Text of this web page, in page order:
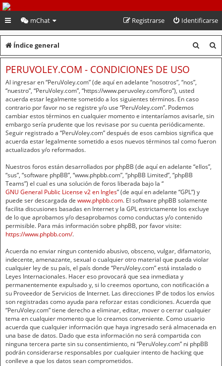
PeruVoley.com
mChat Identificarse
Registrarse
Índice general
u
u
r
PERUVOLEY.COM - CONDICIONES DE USO
Al ingresar en “PeruVoley.com” (de aquí en adelante “nosotros”, “nos”,
“nuestro”, “PeruVoley.com”, “https://www.peruvoley.com/foro”), usted
acuerda estar legalmente sometido a los siguientes términos. En caso
contrario por favor no se registre y/o use “PeruVoley.com”. Podemos
cambiar estos términos en cualquier momento e intentaríamos avisarle, sin
embargo sería prudente que los revisase por su cuenta periódicamente.
Seguir registrado a “PeruVoley.com” después de esos cambios significa que
acuerda estar legalmente sometido a esos nuevos términos tal como fueron
actualizados y/o reformados.
Nuestros foros están desarrollados por phpBB (de aquí en adelante “ellos”,
“sus”, “software phpBB”, “www.phpbb.com”, “phpBB Limited”, “phpBB
Teams”) el cual es una solución de foros liberada bajo la “
GNU General Public License v2 en Ingles” (de aquí en adelante “GPL”) y
puede ser descargada de www.phpbb.com. El software phpBB solamente
facilita discusiones basadas en Internet y la GPL estrictamente los excluye
de lo que aprobamos y/o desaprobamos como conductas y/o contenido
permisible. Para más información sobre phpBB, por favor visite:
https://www.phpbb.com/.
Acuerda no enviar ningun contenido abusivo, obsceno, vulgar, difamatorio,
indecente, amenazante, sexual o cualquier otro material que pueda violar
cualquier ley de su país, el país donde “PeruVoley.com” está instalado o
Leyes Internacionales. Hacer eso provocará que sea inmediata y
permanentemente expulsado y, si lo creemos oportuno, con notificación a
su Proveedor de Servicios de Internet. Las direcciones IP de todos los envíos
son registradas como ayuda para reforzar estas condiciones. Acuerda que
“PeruVoley.com” tiene derecho a eliminar, editar, mover o cerrar cualquier
tema en cualquier momento que lo creamos conveniente. Como usuario
acuerda que cualquier información que haya ingresado será almacenada en
una base de datos. Dado que esta información no será compartida con
ninguna tercera parte sin su consentimiento, ni “PeruVoley.com” ni phpBB
podrán considerarse responsables por cualquier intento de hacking que
conlleve a que los datos sean comprometidos.